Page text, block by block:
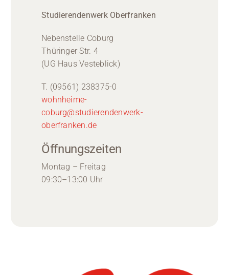
Studierendenwerk Oberfranken
Nebenstelle Coburg
Thüringer Str. 4
(UG Haus Vesteblick)
T. (09561) 238375-0
wohnheime-
coburg@studierendenwerk-
oberfranken.de
Öffnungszeiten
Montag – Freitag
09:30–13:00 Uhr